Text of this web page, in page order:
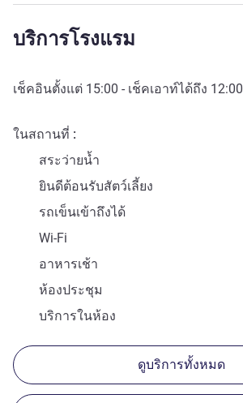
บริการโรงแรม
เช็คอินตั้งแต่ 15:00 - เช็คเอาท์ได้ถึง 12:00
ในสถานที่
สระว่ายน้ำ
ยินดีต้อนรับสัตว์เลี้ยง
รถเข็นเข้าถึงได้
Wi-Fi
อาหารเช้า
ห้องประชุม
บริการในห้อง
ดูบริการทั้งหมด